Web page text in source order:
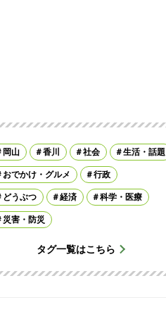
岡山 香川 社会 生活・話題
おでかけ・グルメ 行政
どうぶつ 経済 科学・医療
災害・防災
タグ一覧はこちら